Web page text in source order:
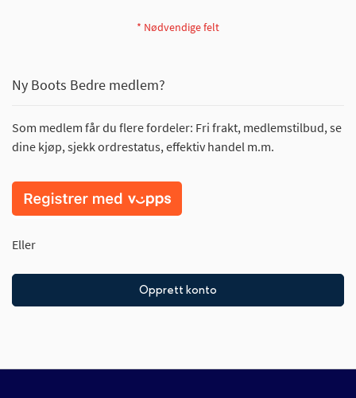
Ny Boots Bedre medlem?
Som medlem får du flere fordeler: Fri frakt, medlemstilbud, se
dine kjøp, sjekk ordrestatus, effektiv handel m.m.
Eller
Opprett konto